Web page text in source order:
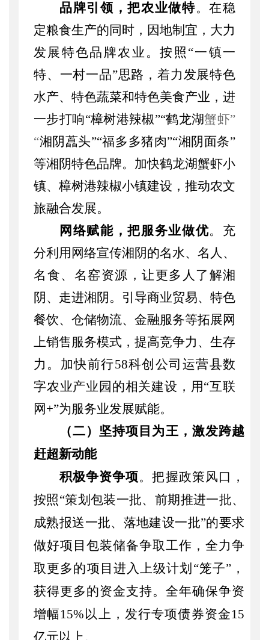
品牌引领，把农业做特。在稳
定粮食生产的同时，因地制宜，大力
发展特色品牌农业。按照 “一镇一
特、一村一品”思路，着力发展特色
水产、特色蔬菜和特色美食产业，进
一步打响“樟树港辣椒”“鹤龙湖蟹虾”
“湘阴藠头”“福多多猪肉”“湘阴面条”
等湘阴特色品牌。加快鹤龙湖蟹虾小
镇、樟树港辣椒小镇建设，推动农文
旅融合发展。
网络赋能，把服务业做优。充
分利用网络宣传湘阴的名水、名人、
名食、名窑资源，让更多人了解湘
阴、走进湘阴。引导商业贸易、特色
餐饮、仓储物流、金融服务等拓展网
上销售服务模式，提高竞争力、生存
力。加快前行58科创公司运营县数
字农业产业园的相关建设，用“互联
网+”为服务业发展赋能。
（二） 坚持项目为王，激发跨越
赶超新动能
积极争资争项。把握政策风口，
按照“策划包装一批、前期推进一批、
成熟报送一批、落地建设一批”的要求
做好项目包装储备争取工作，全力争
取更多的项目进入上级计划“笼子”，
获得更多的资金支持。全年确保争资
增幅15%以上，发行专项债券资金15
亿元以上。